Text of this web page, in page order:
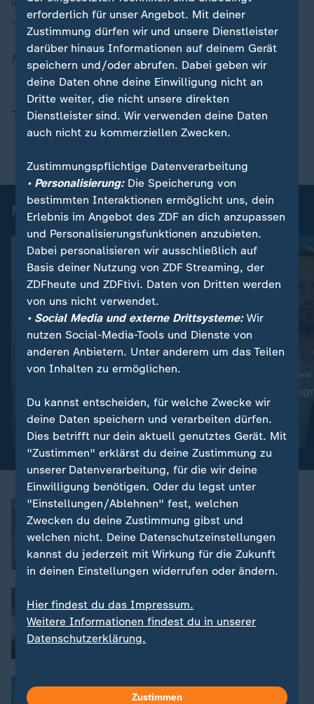
Janeiro.
Mit Material von dpa und Reuters.
Themen
Mehr aus ZDFheute live
Abwehr ballistischer Raketen:
League der Technologie"
Video 23:54
Ukraine trifft neue Ziele
Alltag"
Video 5:04
"Offiziere verteidigen ihre Privilegien"
Video16:24
Gewaltverbot"
erforderlich für unser Angebot. Mit deiner
Zustimmung dürfen wir und unsere Dienstleister
darüber hinaus Informationen auf deinem Gerät
speichern und/oder abrufen. Dabei geben wir
deine Daten ohne deine Einwilligung nicht an
Dritte weiter, die nicht unsere direkten
Dienstleister sind. Wir verwenden deine Daten
auch nicht zu kommerziellen Zwecken.
Zustimmungspflichtige Datenverarbeitung
• Personalisierung:Die Speicherung von
bestimmten Interaktionen ermöglicht uns, dein
Erlebnis im Angebot des ZDF an dich anzupassen
und Personalisierungsfunktionen anzubieten.
Dabei personalisieren wir ausschließlich auf
Basis deiner Nutzung von ZDF Streaming, der
ZDFheute und ZDFtivi. Daten von Dritten werden
von uns nicht verwendet.
• Social Media und externe Drittsysteme:Wir
nutzen Social-Media-Tools und Dienste von
anderen Anbietern. Unter anderem um das Teilen
von Inhalten zu ermöglichen.
Du kannst entscheiden, für welche Zwecke wir
deine Daten speichern und verarbeiten dürfen.
Dies betrifft nur dein aktuell genutztes Gerät. Mit
"Zustimmen" erklärst du deine Zustimmung zu
unserer Datenverarbeitung, für die wir deine
Einwilligung benötigen. Oder du legst unter
"Einstellungen/Ablehnen" fest, welchen
Zwecken du deine Zustimmung gibst und
welchen nicht. Deine Datenschutzeinstellungen
kannst du jederzeit mit Wirkung für die Zukunft
in deinen Einstellungen widerrufen oder ändern.
Hier findest du das Impressum.
Weitere Informationen findest du in unserer
Datenschutzerklärung.
Zustimmen